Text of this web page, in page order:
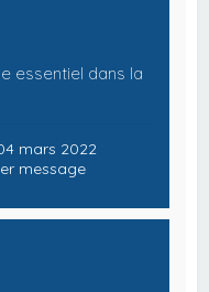
essentiel dans la
mars 2022
message